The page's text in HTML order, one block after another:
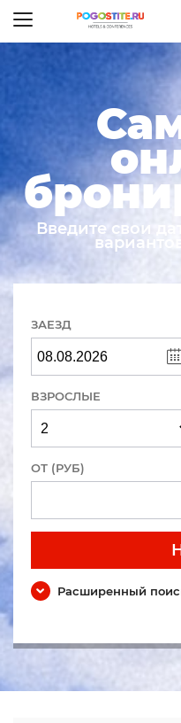
Введите свои
ЗАЕЗД
ВЗРОСЛЫЕ
ОТ (РУБ)
Расширенный